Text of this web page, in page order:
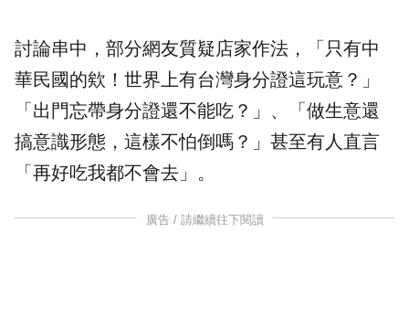
討論串中，部分網友質疑店家作法，「只有中
華民國的欸！世界上有台灣身分證這玩意？」
「出門忘帶身分證還不能吃？」、「做生意還
搞意識形態，這樣不怕倒嗎？」甚至有人直言
「再好吃我都不會去」。
廣告 / 請繼續往下閱讀